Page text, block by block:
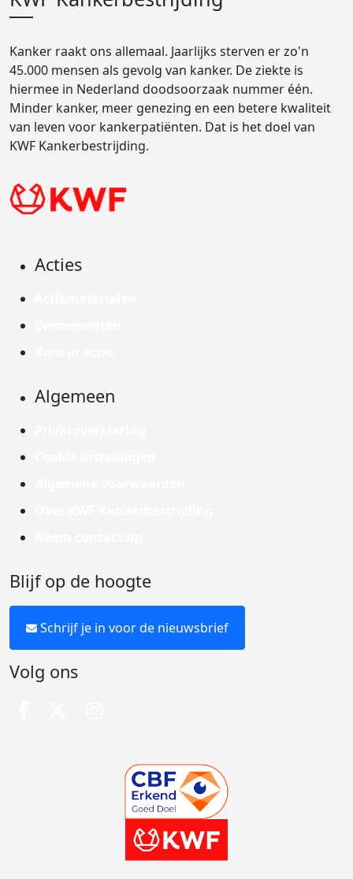
Kanker raakt ons allemaal. Jaarlijks sterven er zo'n
45.000 mensen als gevolg van kanker. De ziekte is
hiermee in Nederland doodsoorzaak nummer één.
Minder kanker, meer genezing en een betere kwaliteit
van leven voor kankerpatiënten. Dat is het doel van
KWF Kankerbestrijding.
Acties
Algemeen
Blijf op de hoogte
Schrijf je in voor de nieuwsbrief
Volg ons